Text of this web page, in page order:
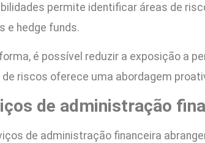
permite identificar áreas de
e hedge funds.
é possível reduzir a exposição a
riscos oferece uma abordagem
de administração
de administração financeira